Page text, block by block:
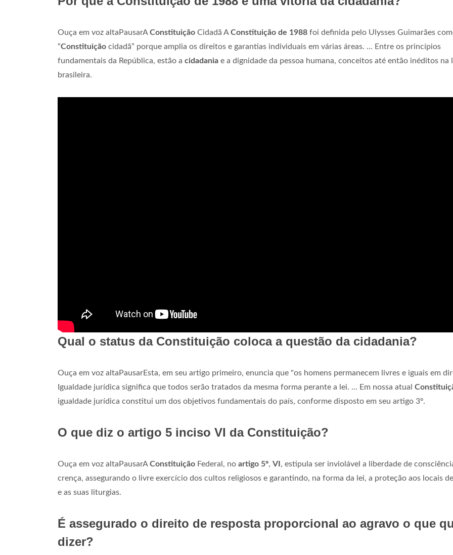
Ouça em voz altaPausarAConstituição Cidadã AConstituição de 1988 foi definida pelo Ulysses Guimarães
“Constituição cidadã” porque amplia os direitos e garantias individuais em várias áreas. ... Entre os princípios
fundamentais da República, estão a cidadania e a dignidade da pessoa humana, conceitos até então inéditos na
brasileira.
Qual o status da Constituição coloca a questão da cidadania?
Ouça em voz altaPausarEsta, em seu artigo primeiro, enuncia que "os homens permanecem livres e iguais em
Igualdade jurídica significa que todos serão tratados da mesma forma perante a lei. ... Em nossa atual
igualdade jurídica constitui um dos objetivos fundamentais do país, conforme disposto em seu artigo 3º.
O que diz o artigo 5 inciso VI da Constituição?
Ouça em voz altaPausarAConstituição Federal, no artigo 5º, VI , estipula ser inviolável a liberdade de
crença, assegurando o livre exercício dos cultos religiosos e garantindo, na forma da lei, a proteção aos locais
e as suas liturgias.
É assegurado o direito de resposta proporcional ao agravo o que
dizer?